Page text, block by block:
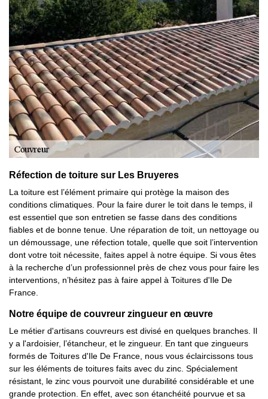
Réfection de toiture sur Les Bruyeres
La toiture est l’élément primaire qui protège la maison des
conditions climatiques. Pour la faire durer le toit dans le temps, il
est essentiel que son entretien se fasse dans des conditions
fiables et de bonne tenue. Une réparation de toit, un nettoyage ou
un démoussage, une réfection totale, quelle que soit l’intervention
dont votre toit nécessite, faites appel à notre équipe. Si vous êtes
à la recherche d’un professionnel près de chez vous pour faire les
interventions, n’hésitez pas à faire appel à Toitures d'Ile De
France.
Notre équipe de couvreur zingueur en œuvre
Le métier d'artisans couvreurs est divisé en quelques branches. Il
y a l'ardoisier, l’étancheur, et le zingueur. En tant que zingueurs
formés de Toitures d'Ile De France, nous vous éclaircissons tous
sur les éléments de toitures faits avec du zinc. Spécialement
résistant, le zinc vous pourvoit une durabilité considérable et une
grande protection. En effet, avec son étanchéité pourvue et sa